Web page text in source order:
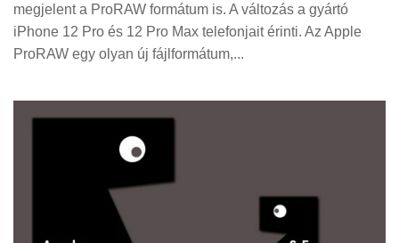
megjelent a ProRAW formátum is. A változás a gyártó
iPhone 12 Pro és 12 Pro Max telefonjait érinti. Az Apple
ProRAW egy olyan új fájlformátum,...